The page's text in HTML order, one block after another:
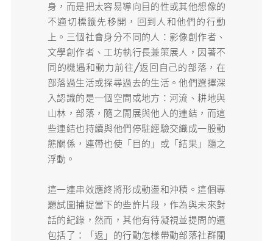
身，而是把太容易導向目的性或其他想像的
不適切標籤先移開，回到人和他們的行動
上。三個社會身分不同的人：影像創作者、
文學創作者、工坊執行長兼策展人，因著不
同的機遇和動力前往╱返回自己的部落，在
部落過生活或探尋過去的生活。他們選擇深
入認識的是一個空間或地方：河流、耕地與
山林，部落，隨之開展與他人的連結，而這
些連結也持續與他們停駐經驗交織成一股動
態關係，連帶也使「目的」或「結果」隨之
浮動。
這一連串效應終將形成動盪和沖積。這個專
題試圖捕捉當下的些許片段，作為與未來對
話的紀錄，然而，其他有待凝視並提問的還
包括了：「返」的行動怎樣帶動部落社群關